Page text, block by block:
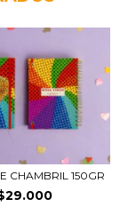
CHAMBRIL 150GR